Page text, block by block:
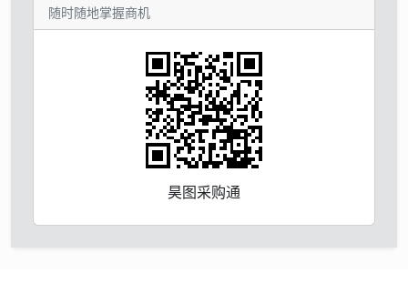
随时随地掌握商机
昊图采购通